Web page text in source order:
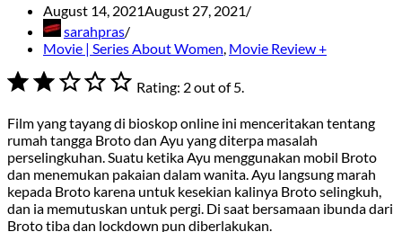
August 14, 2021August 27, 2021
sarahpras
Movie | Series About Women, Movie Review +
⭐
Rating: 2 out of 5.
Film yang tayang di bioskop online ini menceritakan tentang
rumah tangga Broto dan Ayu yang diterpa masalah
perselingkuhan. Suatu ketika Ayu menggunakan mobil Broto
dan menemukan pakaian dalam wanita. Ayu langsung marah
kepada Broto karena untuk kesekian kalinya Broto selingkuh,
dan ia memutuskan untuk pergi. Di saat bersamaan ibunda dari
Broto tiba dan lockdown pun diberlakukan.